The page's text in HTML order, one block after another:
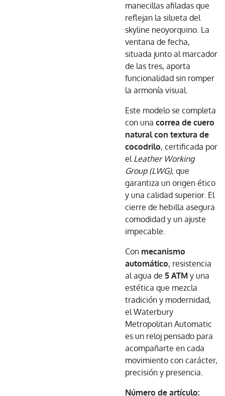
manecillas afiladas que
reflejan la silueta del
skyline neoyorquino. La
ventana de fecha,
situada junto al marcador
de las tres, aporta
funcionalidad sin romper
la armonía visual.
Este modelo se completa
con una correa de cuero
natural con textura de
cocodrilo, certificada por
el Leather Working
Group (LWG), que
garantiza un origen ético
y una calidad superior. El
cierre de hebilla asegura
comodidad y un ajuste
impecable.
Con mecanismo
automático, resistencia
al agua de 5 ATM y una
estética que mezcla
tradición y modernidad,
el Waterbury
Metropolitan Automatic
es un reloj pensado para
acompañarte en cada
movimiento con carácter,
precisión y presencia.
Número de artículo: